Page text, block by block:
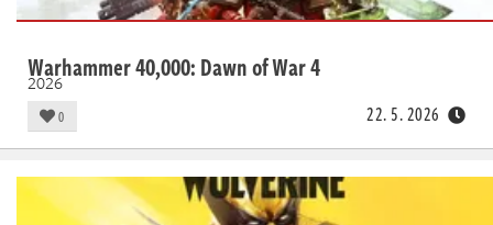
Warhammer 40,000: Dawn of War 4
2026
0 22. 5. 2026